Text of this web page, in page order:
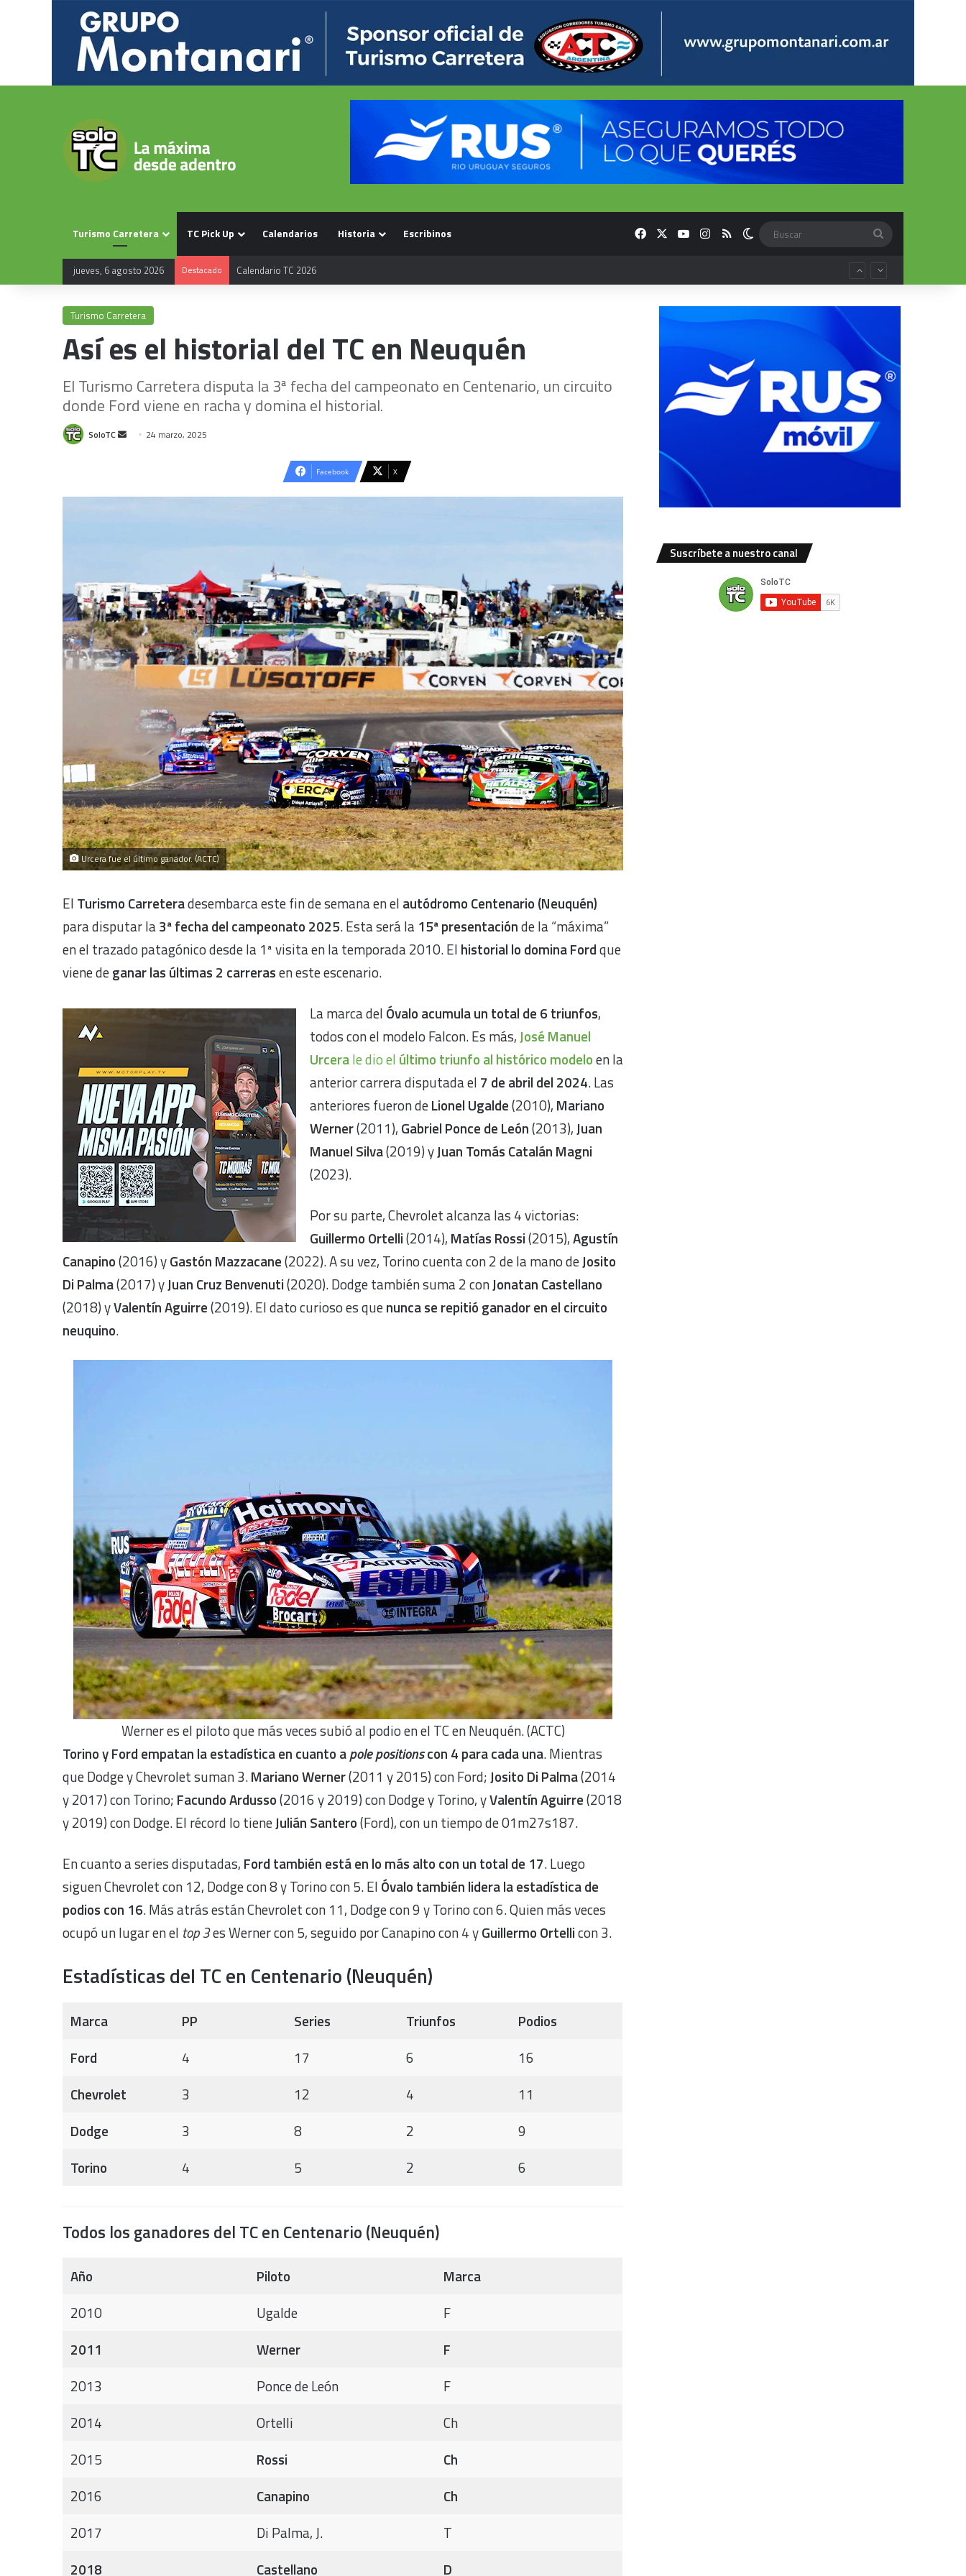
Turismo Carretera TC Pick Up Calendarios Historia Escribinos FacebookYouTubeInstagram
RSS Switch skin
jueves, 6 agosto 2026 Destacado Calendario TC 2026
Turismo Carretera
Así es el historial del TC en Neuquén
El Turismo Carretera disputa la 3ª fecha del campeonato en Centenario, un circuito
donde Ford viene en racha y domina el historial.
SoloTC
Send 24 marzo, 2025
Facebook X
Urcera fue el último ganador. (ACTC)
El Turismo Carreteradesembarca este fin de semana en el autódromo Centenario (Neuquén)
para disputar la3ª fecha del campeonato 2025. Esta será la 15ª presentaciónde la “máxima”
en el trazado patagónico desde la 1ª visita en la temporada 2010. El historial lo domina Fordque
viene deganar las últimas 2 carrerasen este escenario.
La marca del Óvalo acumula un total de 6 triunfos,
todos con el modelo Falcon. Es más, José Manuel
Urcerale dio el último triunfo al histórico modeloen la
anterior carrera disputada el 7 de abril del 2024. Las
anteriores fueron deLionel Ugalde(2010), Mariano
Werner(2011), Gabriel Ponce de León(2013), Juan
Manuel Silva(2019) yJuan Tomás Catalán Magni
(2023).
Por su parte, Chevrolet alcanza las 4 victorias:
Guillermo Ortelli(2014), Matías Rossi(2015),Agustín
Canapino(2016) yGastón Mazzacane(2022). A su vez, Torino cuenta con 2 de la mano deJosito
Di Palma(2017) yJuan Cruz Benvenuti(2020). Dodge también suma 2 conJonatan Castellano
(2018) yValentín Aguirre(2019). El dato curioso es quenunca se repitió ganador en el circuito
neuquino.
Werner es el piloto que más veces subió al podio en el TC en Neuquén. (ACTC)
Torino y Ford empatan la estadística en cuanto apole positionscon 4 para cada una. Mientras
que Dodge y Chevrolet suman 3.Mariano Werner(2011 y 2015) con Ford; Josito Di Palma(2014
y 2017) con Torino; Facundo Ardusso(2016 y 2019) con Dodge y Torino, yValentín Aguirre(2018
y 2019) con Dodge. El récord lo tieneJulián Santero(Ford), con un tiempo de 01m27s187.
En cuanto a series disputadas, Ford también está en lo más alto con un total de 17. Luego
siguen Chevrolet con 12, Dodge con 8 y Torino con 5. El Óvalo también lidera la estadística de
podios con 16. Más atrás están Chevrolet con 11, Dodge con 9 y Torino con 6. Quien más veces
ocupó un lugar en el top 3es Werner con 5, seguido por Canapino con 4 yGuillermo Ortellicon 3.
Estadísticas del TC en Centenario (Neuquén)
Marca PP Series Triunfos
Podios
Ford
4 17 6
16
Chevrolet
3 12 4
11
Dodge
3 8 2
9
Torino
4 5 2 6
Todos los ganadores del TC en Centenario (Neuquén)
Año Piloto
Marca
2010
Ugalde
F
2011
Werner
F
2013
Ponce de León
F
2014
Ortelli
Ch
2015
Rossi
Ch
2016
Canapino
Ch
2017
Di Palma, J.
T
2018
Castellano D
Suscríbete a nuestro canal